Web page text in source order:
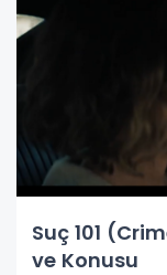
Suç 101
ve Konusu